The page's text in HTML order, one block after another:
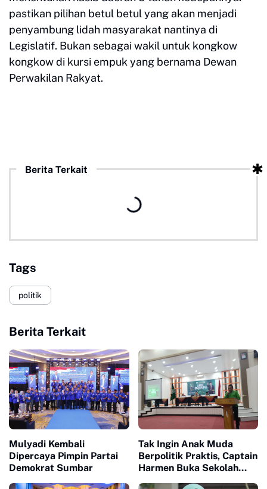
pastikan pilihan betul betul yang akan menjadi
penyambung lidah masyarakat nantinya di
Legislatif. Bukan sebagai wakil untuk kongkow
kongkow di kursi empuk yang bernama Dewan
Perwakilan Rakyat.
Berita Terkait
Tags
politik
Berita Terkait
Mulyadi Kembali
Dipercaya Pimpin Partai
Demokrat Sumbar
Tak Ingin Anak Muda
Berpolitik Praktis, Captain
Harmen Buka Sekolah